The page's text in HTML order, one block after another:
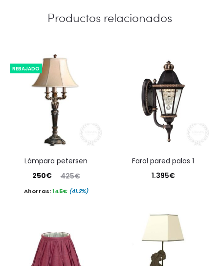
Productos relacionados
REBAJADO
lámpara petersen
425€
El
precio
425€.
250€
precioAhorras:145€ (41.2%)
farol pared palas 1
1.395€